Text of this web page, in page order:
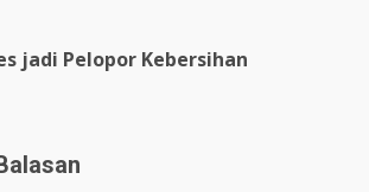
jadi Pelopor Kebersihan